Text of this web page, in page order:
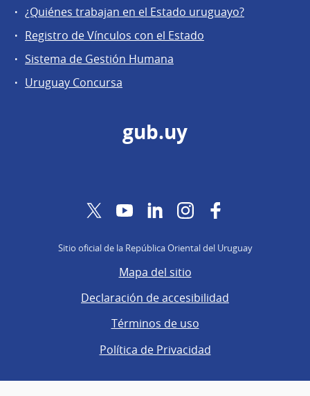
¿Quiénes trabajan en el Estado uruguayo?
Registro de Vínculos con el Estado
Sistema de Gestión Humana
Uruguay Concursa
gub.uy
TwitterYouTubeLinkedInInstagram
Sitio oficial de la República Oriental del Uruguay
Mapa del sitio
Declaración de accesibilidad
Términos de uso
Política de Privacidad